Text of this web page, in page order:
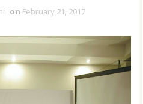
on February 21, 2017